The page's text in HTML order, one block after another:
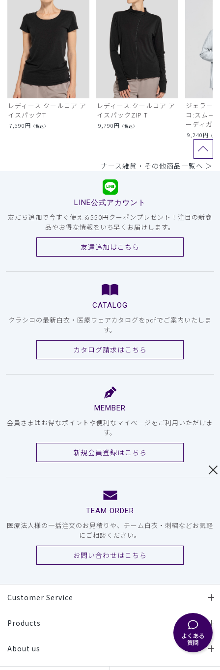
よくある
質問
レディース:クールコア ア
イスパックT
7,590円 （税込）
レディース:クールコア ア
イスパックZIP T
9,790円 （税込）
ジェラー
コ:スムー
ーディガン
9,240円 （税
ナース雑貨・その他商品一覧へ ＞
LINE公式アカウント
友だち追加で今すぐ使える550円クーポンプレゼント！注目の新商
品やお得な情報をいち早くお届けします。
友達追加はこちら
CATALOG
クラシコの最新白衣・医療ウェアカタログをpdfでご案内いたしま
す。
カタログ請求はこちら
MEMBER
会員さまはお得なポイントや便利なマイページをご利用いただけま
す。
新規会員登録はこちら
TEAM ORDER
医療法人様の一括注文のお見積りや、チーム白衣・刺繍などお気軽
にご相談ください。
お問い合わせはこちら
Customer Service
Products
About us